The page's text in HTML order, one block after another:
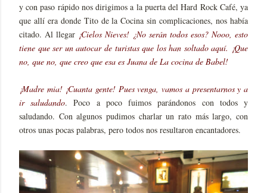
y con paso rápido nos dirigimos a la puerta del Hard Rock Café, ya
que allí era donde Tito de la Cocina sin complicaciones, nos había
citado. Al llegar ¡Cielos Nieves! ¿No serán todos esos? Nooo, esto
tiene que ser un autocar de turistas que los han soltado aquí. ¡Que
no, que no, que creo que esa es Juana de La cocina de Babel!
¡Madre mia! ¡Cuanta gente! Pues venga, vamos a presentarnos y a
ir saludando. Poco a poco fuimos parándonos con todos y
saludando. Con algunos pudimos charlar un rato más largo, con
otros unas pocas palabras, pero todos nos resultaron encantadores.